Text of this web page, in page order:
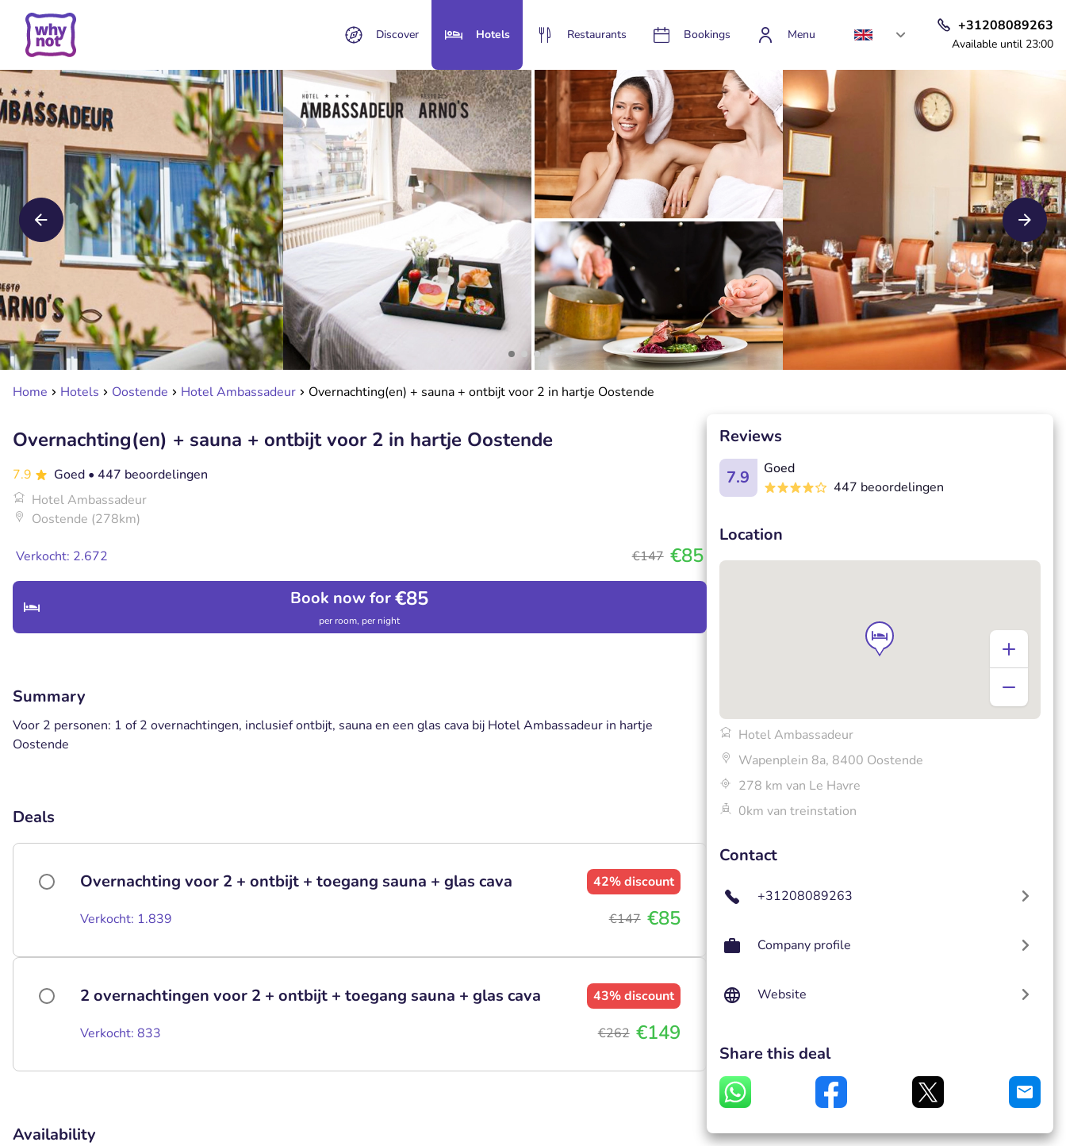
Discover Hotels Restaurants Bookings Menu
+31208089263
Available until 23:00
Home Hotels Oostende Hotel Ambassadeur Overnachting(en) + sauna + ontbijt voor 2 in hartje Oostende
Overnachting(en) + sauna + ontbijt voor 2 in hartje Oostende
7.9 Goed • 447 beoordelingen
Hotel Ambassadeur
Oostende (278km)
Verkocht: 2.672 €147 €85
Book now for€85
per room, per night
Summary
Voor 2 personen: 1 of 2 overnachtingen, inclusief ontbijt, sauna en een glas cava bij Hotel Ambassadeur in hartje
Oostende
Deals
Overnachting voor 2 + ontbijt + toegang sauna + glas cava 42%discount
Verkocht: 1.839 €147 €85
2 overnachtingen voor 2 + ontbijt + toegang sauna + glas cava 43%discount
Verkocht: 833 €262 €149
Availability
Reviews
7.9
Goed
447 beoordelingen
Location
Hotel Ambassadeur
Wapenplein 8a, 8400 Oostende
278 km van Le Havre
0km van treinstation
Contact
+31208089263
Company profile
Website
Share this deal